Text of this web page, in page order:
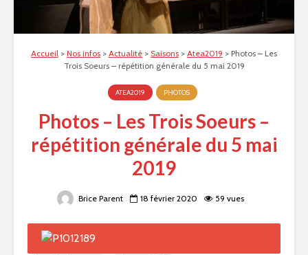
Accueil > Nos infos > Actualité > Saisons > Atea2019 > Photos – Les
Trois Soeurs – répétition générale du 5 mai 2019
ATEA2019 PHOTOS
Photos – Les Trois Soeurs –
répétition générale du 5 mai
2019
Brice Parent 18 février 2020 59 vues